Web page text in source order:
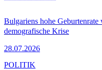
Bulgariens hohe Geburtenrate
demografische Krise
28.07.2026
POLITIK